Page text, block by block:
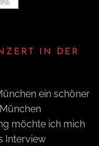
IN DER
ein schöner
möchte ich mich
Interview